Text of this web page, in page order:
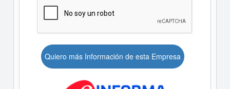
Quiero más Información de esta Empresa